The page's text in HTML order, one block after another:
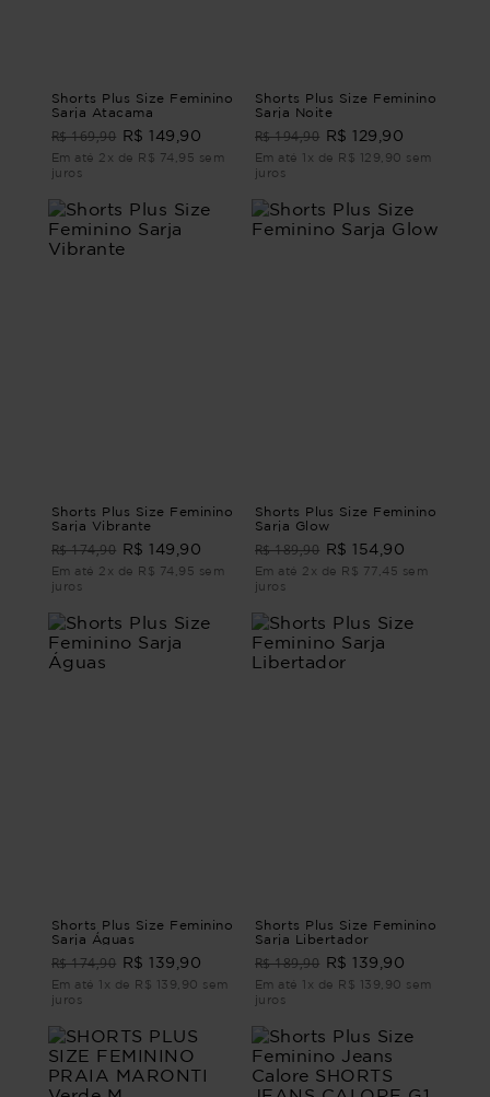
Shorts Plus Size Feminino
Sarja Atacama
R$ 169,90 R$ 149,90
Em até 2x de R$ 74,95 sem
juros
Shorts Plus Size Feminino
Sarja Noite
R$ 194,90 R$ 129,90
Em até 1x de R$ 129,90 sem
juros
Shorts Plus Size Feminino
Sarja Vibrante
R$ 174,90 R$ 149,90
Em até 2x de R$ 74,95 sem
juros
Shorts Plus Size Feminino
Sarja Glow
R$ 189,90 R$ 154,90
Em até 2x de R$ 77,45 sem
juros
Shorts Plus Size Feminino
Sarja Águas
R$ 174,90 R$ 139,90
Em até 1x de R$ 139,90 sem
juros
Shorts Plus Size Feminino
Sarja Libertador
R$ 189,90 R$ 139,90
Em até 1x de R$ 139,90 sem
juros